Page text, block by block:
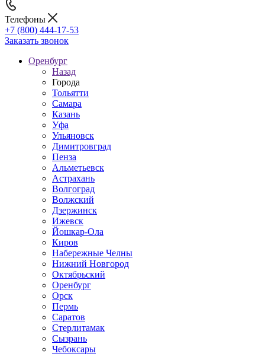
Телефоны
+7 (800) 444-17-53
Заказать звонок
Оренбург
Назад
Города
Тольятти
Самара
Казань
Уфа
Ульяновск
Димитровград
Пенза
Альметьевск
Астрахань
Волгоград
Волжский
Дзержинск
Ижевск
Йошкар-Ола
Киров
Набережные Челны
Нижний Новгород
Октябрьский
Оренбург
Орск
Пермь
Саратов
Стерлитамак
Сызрань
Чебоксары